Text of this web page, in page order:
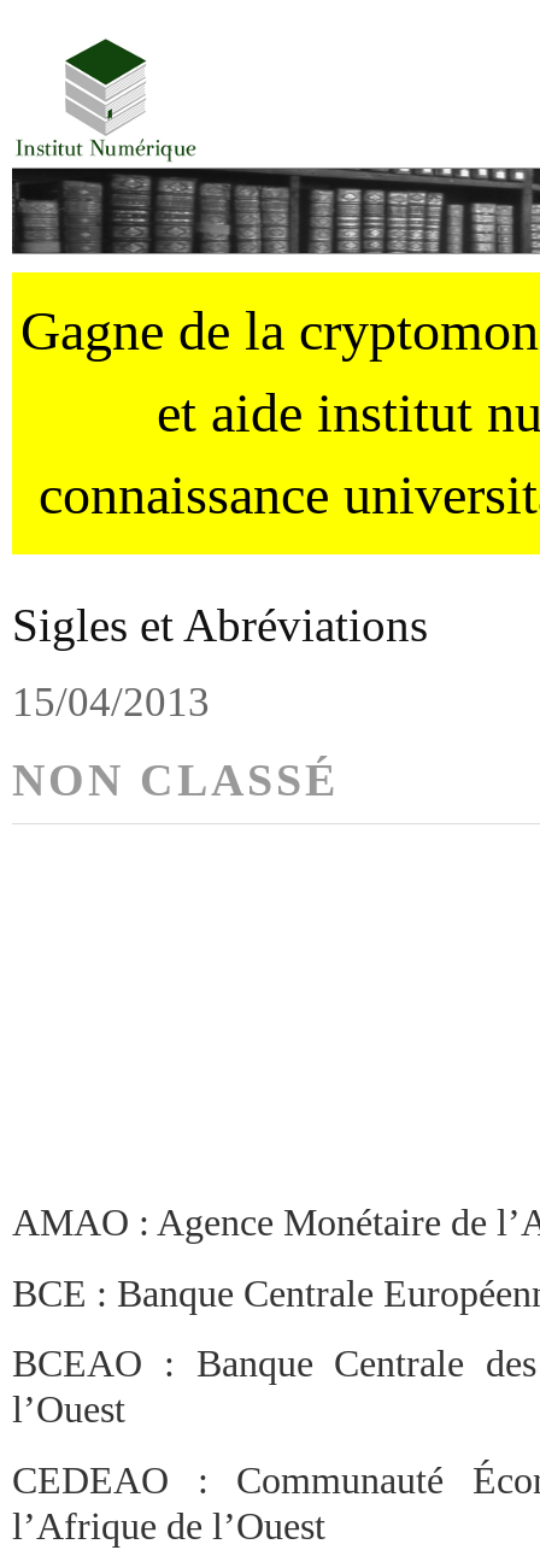
Gagne de la
et aide institut
connaissance
Sigles et Abréviations
15/04/2013
NON CLASSÉ
AMAO : Agence Monétaire de
BCE : Banque Centrale
BCEAO : Banque Centrale
l’Ouest
CEDEAO : Communauté
l’Afrique de l’Ouest